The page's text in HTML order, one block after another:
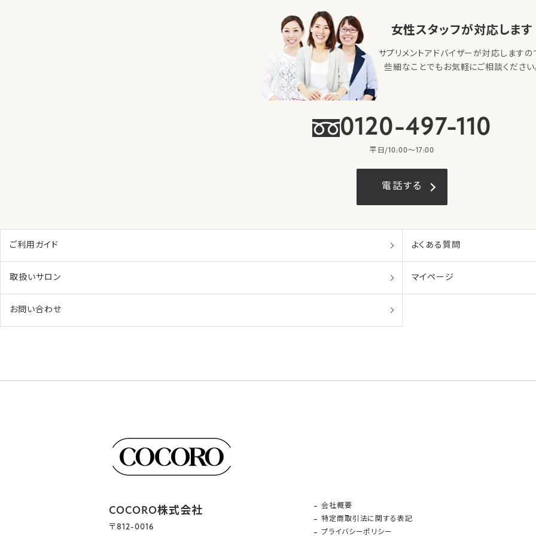
女性スタッフが対応します
サプリメントアドバイザーが対応しますの
些細なことでもお気軽にご相談ください
0120-497-110
平日/10:00〜17:00
電話する
ご利用ガイド よくある質問
取扱いサロン マイページ
お問い合わせ
COCORO株式会社
〒812-0016
会社概要
特定商取引法に関する表記
プライバシーポリシー